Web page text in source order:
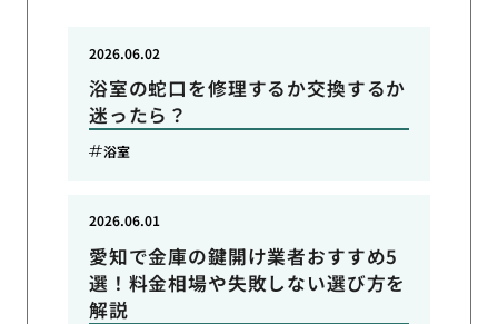
浴室の蛇口を修理するか交換するか
迷ったら？
2026.06.02
浴室
愛知で金庫の鍵開け業者おすすめ5
選！料金相場や失敗しない選び方を
解説
2026.06.01